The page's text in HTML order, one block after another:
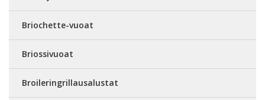
Briochette-vuoat
Briossivuoat
Broileringrillausalustat